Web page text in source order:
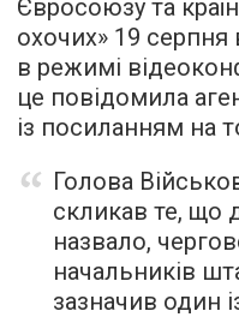
Євросоюзу та
охочих» 19
в режимі
це повідомила
із посиланням на
Голова
скликав те, що
назвало,
начальників
зазначив один